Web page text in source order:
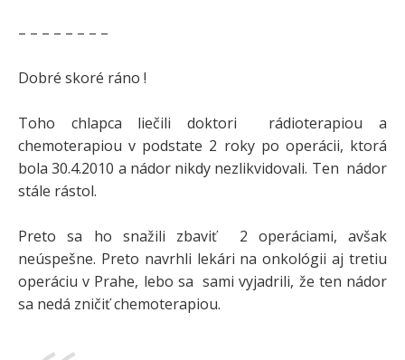
– – – – – – – –
Dobré skoré ráno !
Toho chlapca liečili doktori rádioterapiou a
chemoterapiou v podstate 2 roky po operácii, ktorá
bola 30.4.2010 a nádor nikdy nezlikvidovali. Ten nádor
stále rástol.
Preto sa ho snažili zbaviť 2 operáciami, avšak
neúspešne. Preto navrhli lekári na onkológii aj tretiu
operáciu v Prahe, lebo sa sami vyjadrili, že ten nádor
sa nedá zničiť chemoterapiou.